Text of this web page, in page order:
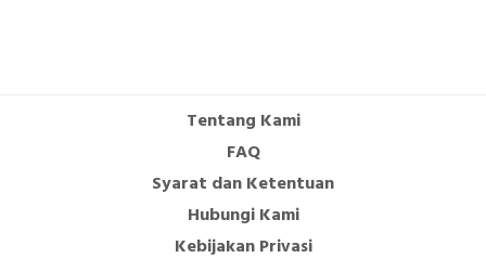
50…60 Hertz
44.5 Millimetre
Rated insulation voltage Ui 500 Volt
Tentang Kami
FAQ
Syarat dan Ketentuan
Hubungi Kami
Kebijakan Privasi